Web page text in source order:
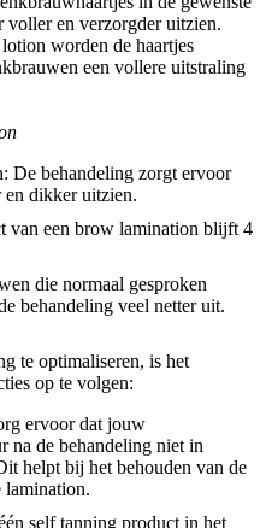
voller en verzorgder uitzien.
worden de haartjes
een vollere uitstraling
De behandeling zorgt ervoor
dikker uitzien.
van een brow lamination blijft 4
die normaal gesproken
behandeling veel netter uit.
te optimaliseren, is het
op te volgen:
ervoor dat jouw
na de behandeling niet in
helpt bij het behouden van de
lamination.
self tanning product in het